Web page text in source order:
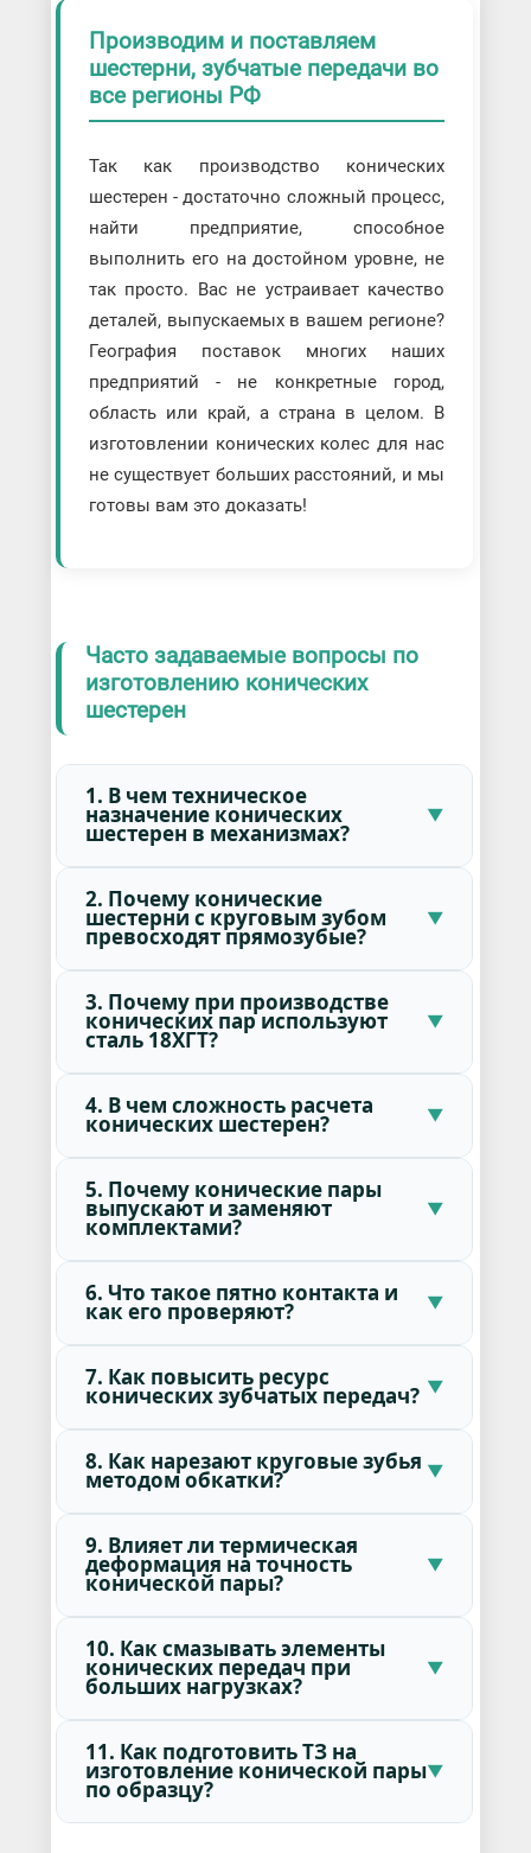
Производим и поставляем
шестерни, зубчатые передачи во
все регионы РФ
Так как производство конических
шестерен - достаточно сложный процесс,
найти предприятие, способное
выполнить его на достойном уровне, не
так просто. Вас не устраивает качество
деталей, выпускаемых в вашем регионе?
География поставок многих наших
предприятий - не конкретные город,
область или край, а страна в целом. В
изготовлении конических колес для нас
не существует больших расстояний, и мы
готовы вам это доказать!
Часто задаваемые вопросы по
изготовлению конических
шестерен
1. В чем техническое
назначение конических
шестерен в механизмах?
2. Почему конические
шестерни с круговым зубом
превосходят прямозубые?
3. Почему при производстве
конических пар используют
сталь 18ХГТ?
4. В чем сложность расчета
конических шестерен?
5. Почему конические пары
выпускают и заменяют
комплектами?
6. Что такое пятно контакта и
как его проверяют?
7. Как повысить ресурс
конических зубчатых передач?
8. Как нарезают круговые зубья
методом обкатки?
9. Влияет ли термическая
деформация на точность
конической пары?
10. Как смазывать элементы
конических передач при
больших нагрузках?
11. Как подготовить ТЗ на
изготовление конической пары
по образцу?